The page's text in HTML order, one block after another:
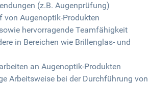
(z.B. Augenprüfung)
von Augenoptik-Produkten
hervorragende Teamfähigkeit
in Bereichen wie Brillenglas- und
an Augenoptik-Produkten
Arbeitsweise bei der Durchführung von